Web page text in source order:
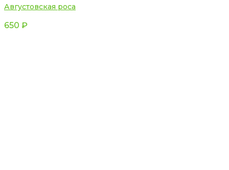
Августовская роса
650 ₽